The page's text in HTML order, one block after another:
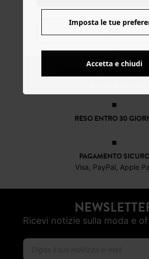
RESO ENTRO 30
PAGAMENTO
Visa, PayPal, Apple
Ricevi notizie sulla moda e
Imposta le tue
Accetta e chiudi